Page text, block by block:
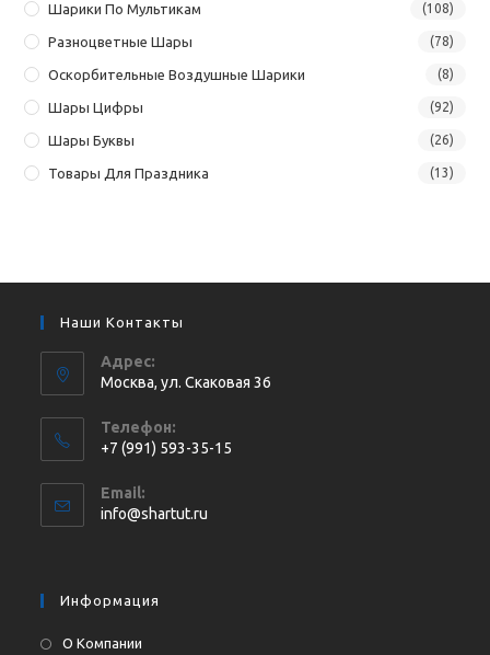
Шарики По Мультикам (108)
Разноцветные Шары (78)
Оскорбительные Воздушные Шарики (8)
Шары Цифры (92)
Шары Буквы (26)
Товары Для Праздника (13)
Наши Контакты
Адрес:
Москва, ул. Cкаковая 36
Телефон:
+7 (991) 593-35-15
в
вашем
Email:
info@shartut.ru
Информация
О Компании